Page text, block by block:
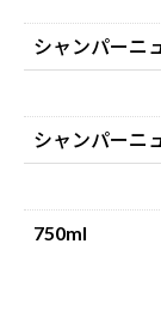
シャンパーニ
シャンパーニ
750ml